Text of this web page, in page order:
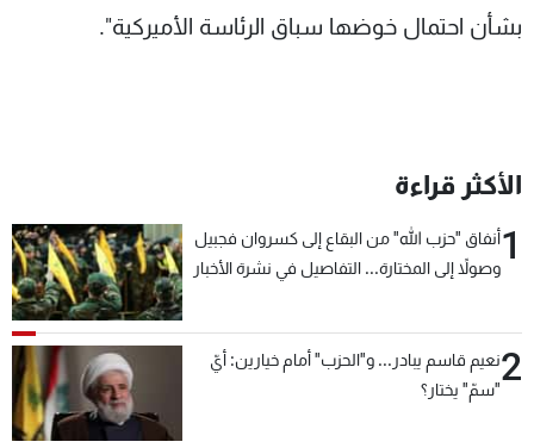
بشأن احتمال خوضها سباق الرئاسة الأميركية".
الأكثر قراءة
1أنفاق "حزب الله" من البقاع إلى كسروان فجبيل
وصولاً إلى المختارة... التفاصيل في نشرة الأخبار
2نعيم قاسم يبادر... و"الحزب" أمام خيارين: أيّ
"سمّ" يختار؟